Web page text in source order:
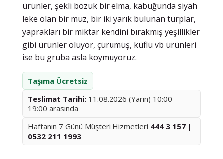
ürünler, şekli bozuk bir elma, kabuğunda siyah
leke olan bir muz, bir iki yarık bulunan turplar,
yaprakları bir miktar kendini bırakmış yeşillikler
gibi ürünler oluyor, çürümüş, küflü vb ürünleri
ise bu gruba asla koymuyoruz.
Taşıma Ücretsiz
Teslimat Tarihi: 11.08.2026 (Yarın) 10:00 -
19:00 arasında
Haftanın 7 Günü Müşteri Hizmetleri 444 3 157 |
0532 211 1993